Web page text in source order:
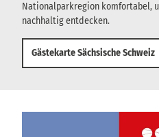
Nationalparkregion komfortabel,
nachhaltig entdecken.
Gästekarte Sächsische Schweiz